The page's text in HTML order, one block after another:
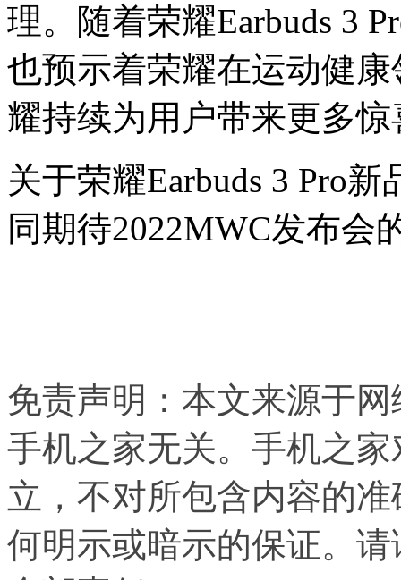
理。随着荣耀Earbuds 3
也预示着荣耀在运动健
耀持续为用户带来更多惊
关于荣耀Earbuds 3 Pro
同期待2022MWC发布会
免责声明：本文来源于
手机之家无关。手机之
立，不对所包含内容的
何明示或暗示的保证。